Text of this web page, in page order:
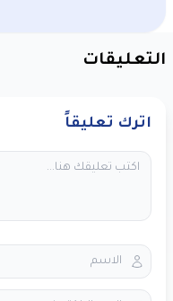
التعليقات
اترك تعليقاً